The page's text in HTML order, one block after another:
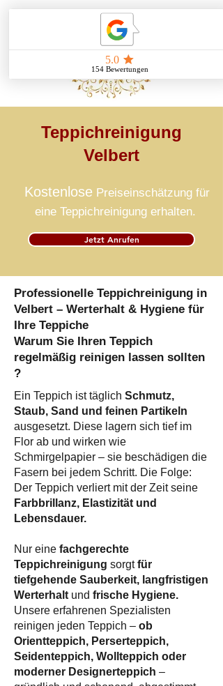
Teppichreinigung
Velbert
Kostenlose Preiseinschätzung für
eine Teppichreinigung erhalten.
Jetzt Anrufen
Professionelle Teppichreinigung in
Velbert – Werterhalt & Hygiene für
Ihre Teppiche
Warum Sie Ihren Teppich
regelmäßig reinigen lassen sollten
?​
Ein Teppich ist täglich Schmutz,
Staub, Sand und feinen Partikeln
ausgesetzt. Diese lagern sich tief im
Flor ab und wirken wie
Schmirgelpapier – sie beschädigen die
Fasern bei jedem Schritt. Die Folge:
Der Teppich verliert mit der Zeit seine
Farbbrillanz, Elastizität und
Lebensdauer.
Nur eine fachgerechte
Teppichreinigung sorgtfür
tiefgehende Sauberkeit, langfristigen
Werterhalt und frische Hygiene.
Unsere erfahrenen Spezialisten
reinigen jeden Teppich – ob
Orientteppich, Perserteppich,
Seidenteppich, Wollteppich oder
moderner Designerteppich –